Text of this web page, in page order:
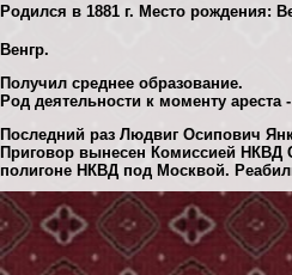
Родился в 1881 г. Место рождения:
Венгр.
Получил среднее образование.
Род деятельности к моменту
Последний раз Людвиг Осипович
Приговор вынесен Комиссией НКВД
полигоне НКВД под Москвой.